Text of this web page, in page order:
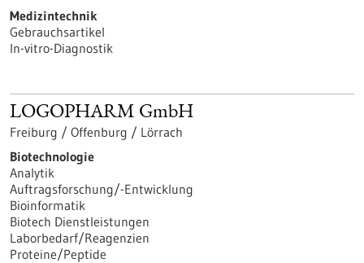
Medizintechnik
Gebrauchsartikel
In-vitro-Diagnostik
LOGOPHARM GmbH
Freiburg / Offenburg / Lörrach
Biotechnologie
Analytik
Auftragsforschung/-Entwicklung
Bioinformatik
Biotech Dienstleistungen
Laborbedarf/Reagenzien
Proteine/Peptide